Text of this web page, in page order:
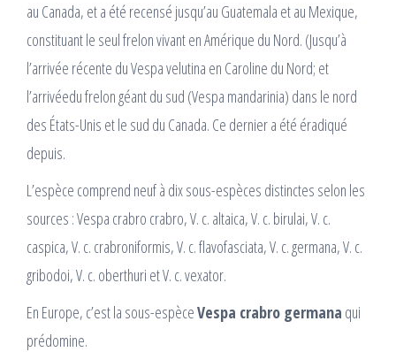
au Canada, et a été recensé jusqu’au Guatemala et au Mexique,
constituant le seul frelon vivant en Amérique du Nord. (Jusqu’à
l’arrivée récente du Vespa velutina en Caroline du Nord; et
l’arrivéedu frelon géant du sud (Vespa mandarinia) dans le nord
des États-Unis et le sud du Canada. Ce dernier a été éradiqué
depuis.
L’espèce comprend neuf à dix sous-espèces distinctes selon les
sources : Vespa crabro crabro, V. c. altaica, V. c. birulai, V. c.
caspica, V. c. crabroniformis, V. c. flavofasciata, V. c. germana, V. c.
gribodoi, V. c. oberthuri et V. c. vexator.
En Europe, c’est la sous-espèceVespa crabro germana qui
prédomine.